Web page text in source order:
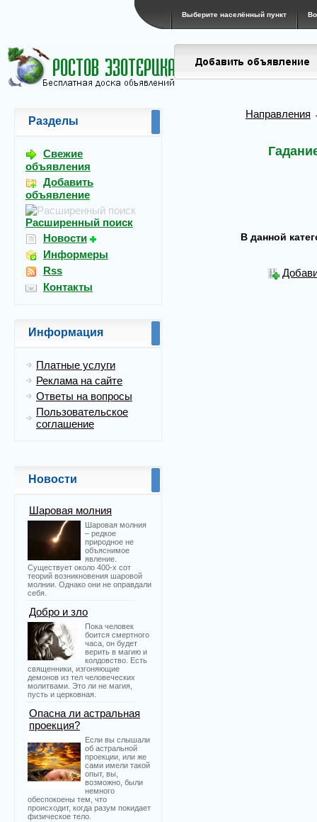
Выберите населённый пункт
Направления
В данной
Разделы
Свежие
объявления
Добавить
объявление
Расширенный поиск
Новости
Информеры
Rss
Контакты
Информация
Платные услуги
Реклама на сайте
Ответы на вопросы
Пользовательское
соглашение
Новости
Шаровая молния
Шаровая молния
– редкое
природное не
объяснимое
явление.
Существует около 400-х сот
теорий возникновения шаровой
молнии. Однако они не оправдали
себя.
Добро и зло
Пока человек
боится смертного
часа, он будет
верить в магию и
колдовство. Есть
священники, изгоняющие
демонов из тел человеческих
молитвами. Это ли не магия,
пусть и церковная.
Опасна ли астральная
проекция?
Если вы слышали
об астральной
проекции, или же
сами имели такой
опыт, вы,
возможно, были
немного
обеспокоены тем, что
происходит, когда разум покидает
физическое тело.